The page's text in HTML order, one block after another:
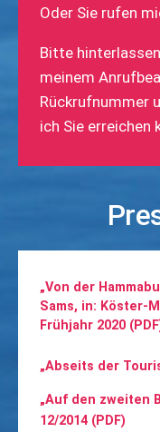
Oder Sie rufen
Bitte
meinem
Rückrufnummer
ich Sie erreichen
„Von der
Sams, in: Köster-
Frühjahr 2020
„Abseits der
„Auf den zweiten
12/2014 (PDF)